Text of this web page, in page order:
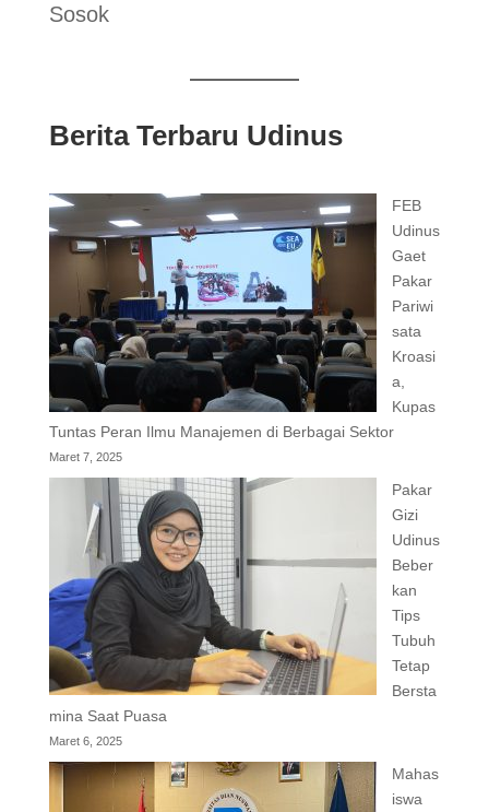
Sosok
Berita Terbaru Udinus
FEB
Udinus
Gaet
Pakar
Pariwi
sata
Kroasi
a,
Kupas
Tuntas Peran Ilmu Manajemen di Berbagai Sektor
Maret 7, 2025
Pakar
Gizi
Udinus
Beber
kan
Tips
Tubuh
Tetap
Bersta
mina Saat Puasa
Maret 6, 2025
Mahas
iswa